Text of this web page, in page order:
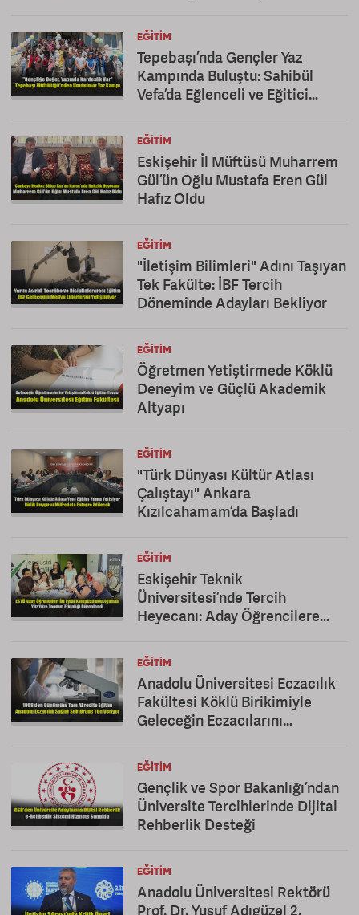
EĞITIM
Tepebaşı’nda Gençler Yaz
Kampında Buluştu: Sahibül
Vefa’da Eğlenceli ve Eğitici
EĞITIM
Eskişehir İl Müftüsü Muharrem
Gül’ün Oğlu Mustafa Eren Gül
Hafız Oldu
EĞITIM
"İletişim Bilimleri" Adını Taşıyan
Tek Fakülte: İBF Tercih
Döneminde Adayları Bekliyor
EĞITIM
Öğretmen Yetiştirmede Köklü
Deneyim ve Güçlü Akademik
Altyapı
EĞITIM
"Türk Dünyası Kültür Atlası
Çalıştayı" Ankara
Kızılcahamam’da Başladı
EĞITIM
Eskişehir Teknik
Üniversitesi’nde Tercih
Heyecanı: Aday Öğrencilere
EĞITIM
Anadolu Üniversitesi Eczacılık
Fakültesi Köklü Birikimiyle
Geleceğin Eczacılarını
EĞITIM
Gençlik ve Spor Bakanlığı’ndan
Üniversite Tercihlerinde Dijital
Rehberlik Desteği
EĞITIM
Anadolu Üniversitesi Rektörü
Prof. Dr. Yusuf Adıgüzel 2.